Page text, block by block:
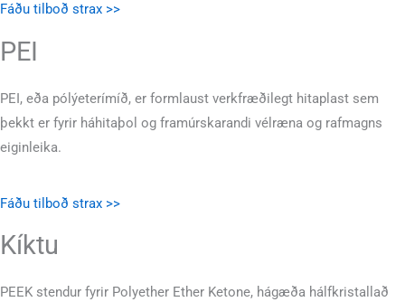
Fáðu tilboð strax >>
PEI
PEI, eða pólýeterímíð, er formlaust verkfræðilegt hitaplast sem
þekkt er fyrir háhitaþol og framúrskarandi vélræna og rafmagns
eiginleika.
Fáðu tilboð strax >>
Kíktu
PEEK stendur fyrir Polyether Ether Ketone, hágæða hálfkristallað